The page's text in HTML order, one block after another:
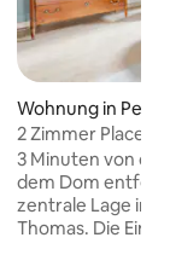
Wohnung in
2 Zimmer Place
3 Minuten von
dem Dom
zentrale Lage in
Thomas. Die